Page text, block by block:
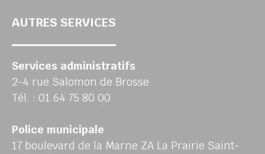
AUTRES SERVICES
Services administratifs
2-4 rue Salomon de Brosse
Tél. : 01 64 75 80 00
Police municipale
17 boulevard de la Marne ZA La Prairie Saint-